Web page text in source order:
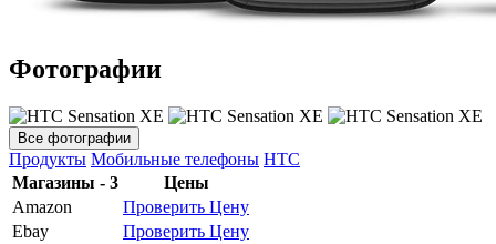
Фотографии
Все фотографии
Продукты Мобильные телефоны HTC
Магазины - 3
Цены
Amazon
Проверить Цену
Ebay
Проверить Цену